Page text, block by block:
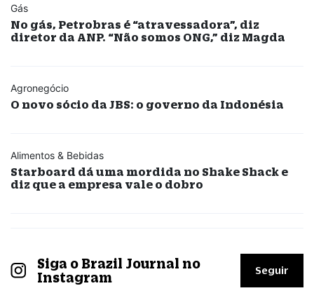
Gás
No gás, Petrobras é “atravessadora”, diz
diretor da ANP. “Não somos ONG,” diz Magda
Agronegócio
O novo sócio da JBS: o governo da Indonésia
Alimentos & Bebidas
Starboard dá uma mordida no Shake Shack e
diz que a empresa vale o dobro
Siga o Brazil Journal no
Instagram
Seguir